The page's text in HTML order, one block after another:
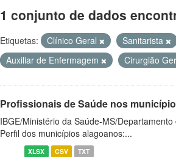
1 conjunto de dados
Etiquetas: Clínico Geral
Sanitarista
Auxiliar de Enfermagem
Cirurgião
Profissionais de Saúde nos
IBGE/Ministério da Saúde-MS/
Perfil dos municípios alagoanos:...
XLSX CSV TXT